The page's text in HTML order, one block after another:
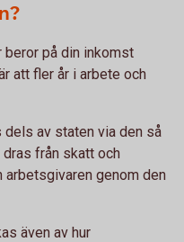
på din inkomst
att fler år i arbete och
av staten via den så
från skatt och
genom den
även av hur